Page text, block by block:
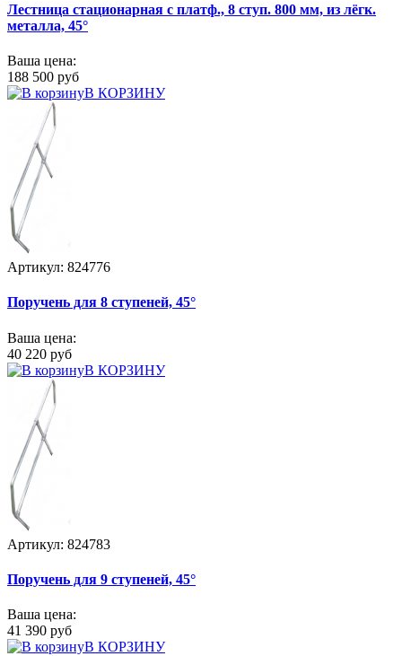
Лестница стационарная с платф., 8 ступ. 800 мм, из лёгк.
металла, 45°
Ваша цена:
188 500 руб
В КОРЗИНУ
Артикул: 824776
Поручень для 8 ступеней, 45°
Ваша цена:
40 220 руб
В КОРЗИНУ
Артикул: 824783
Поручень для 9 ступеней, 45°
Ваша цена:
41 390 руб
В КОРЗИНУ